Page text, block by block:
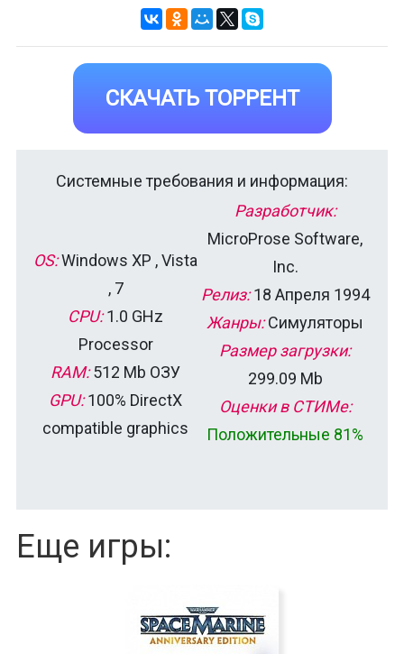
СКАЧАТЬ ТОРРЕНТ
Системные требования и информация:
OS:Windows XP , Vista
, 7
CPU:1.0 GHz
Processor
RAM:512 Mb ОЗУ
GPU:100% DirectX
compatible graphics
Разработчик:
MicroProse Software,
Inc.
Релиз:18 Апреля 1994
Жанры:Симуляторы
Размер загрузки:
299.09 Mb
Оценки в СТИМе:
Положительные 81%
Еще игры: